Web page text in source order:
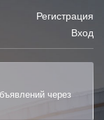
Регистрация
Вход
через